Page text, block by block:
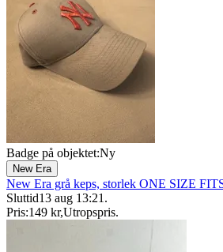
Badge på objektet:Ny
New Era
New Era grå keps, storlek ONE SIZE
Sluttid13 aug 13:21 .
Pris:149 kr,Utropspris.